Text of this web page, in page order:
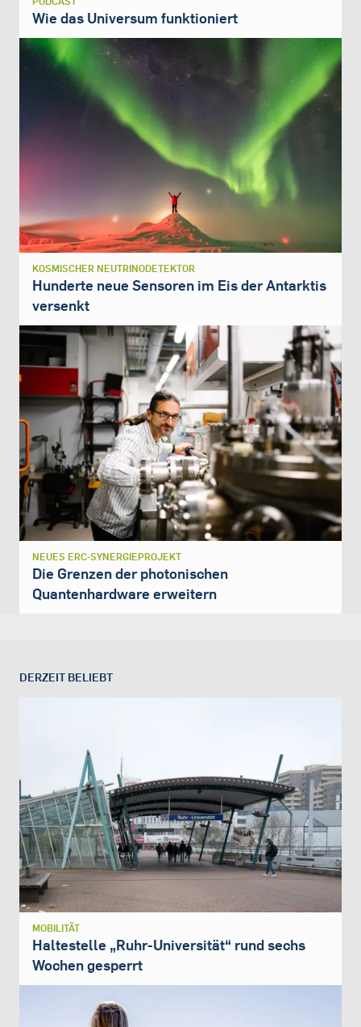
Wie das Universum funktioniert
KOSMISCHER NEUTRINODETEKTOR
Hunderte neue Sensoren im Eis der Antarktis
versenkt
NEUES ERC-SYNERGIEPROJEKT
Die Grenzen der photonischen
Quantenhardware erweitern
DERZEIT BELIEBT
MOBILITÄT
Haltestelle „Ruhr-Universität“ rund sechs
Wochen gesperrt